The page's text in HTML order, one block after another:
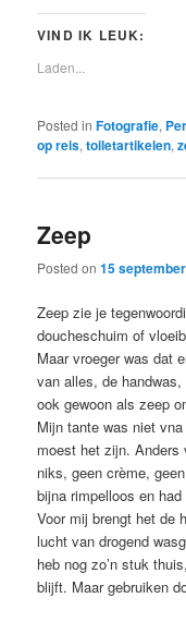
VIND IK LEUK:
Laden...
Posted in Fotografie,
op reis,toiletartikelen,
Zeep
Posted on15
Zeep zie je
doucheschuim of
Maar vroeger was dat
van alles, de
ook gewoon als zeep
Mijn tante was niet
moest het zijn.
niks, geen crème,
bijna rimpelloos en
Voor mij brengt het de
lucht van drogend
heb nog zo’n stuk
blijft. Maar gebruiken